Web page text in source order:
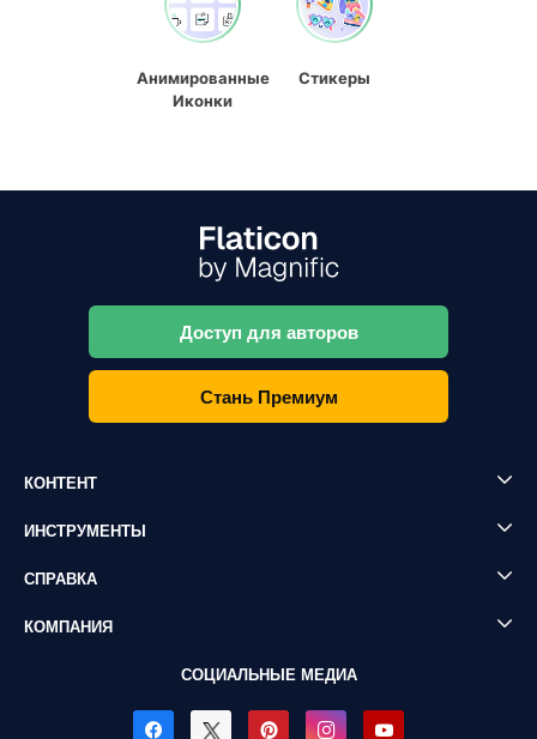
Анимированные
Иконки
Стикеры
Доступ для авторов
Стань Премиум
КОНТЕНТ
ИНСТРУМЕНТЫ
СПРАВКА
КОМПАНИЯ
СОЦИАЛЬНЫЕ МЕДИА